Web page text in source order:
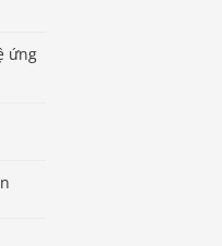
ứng